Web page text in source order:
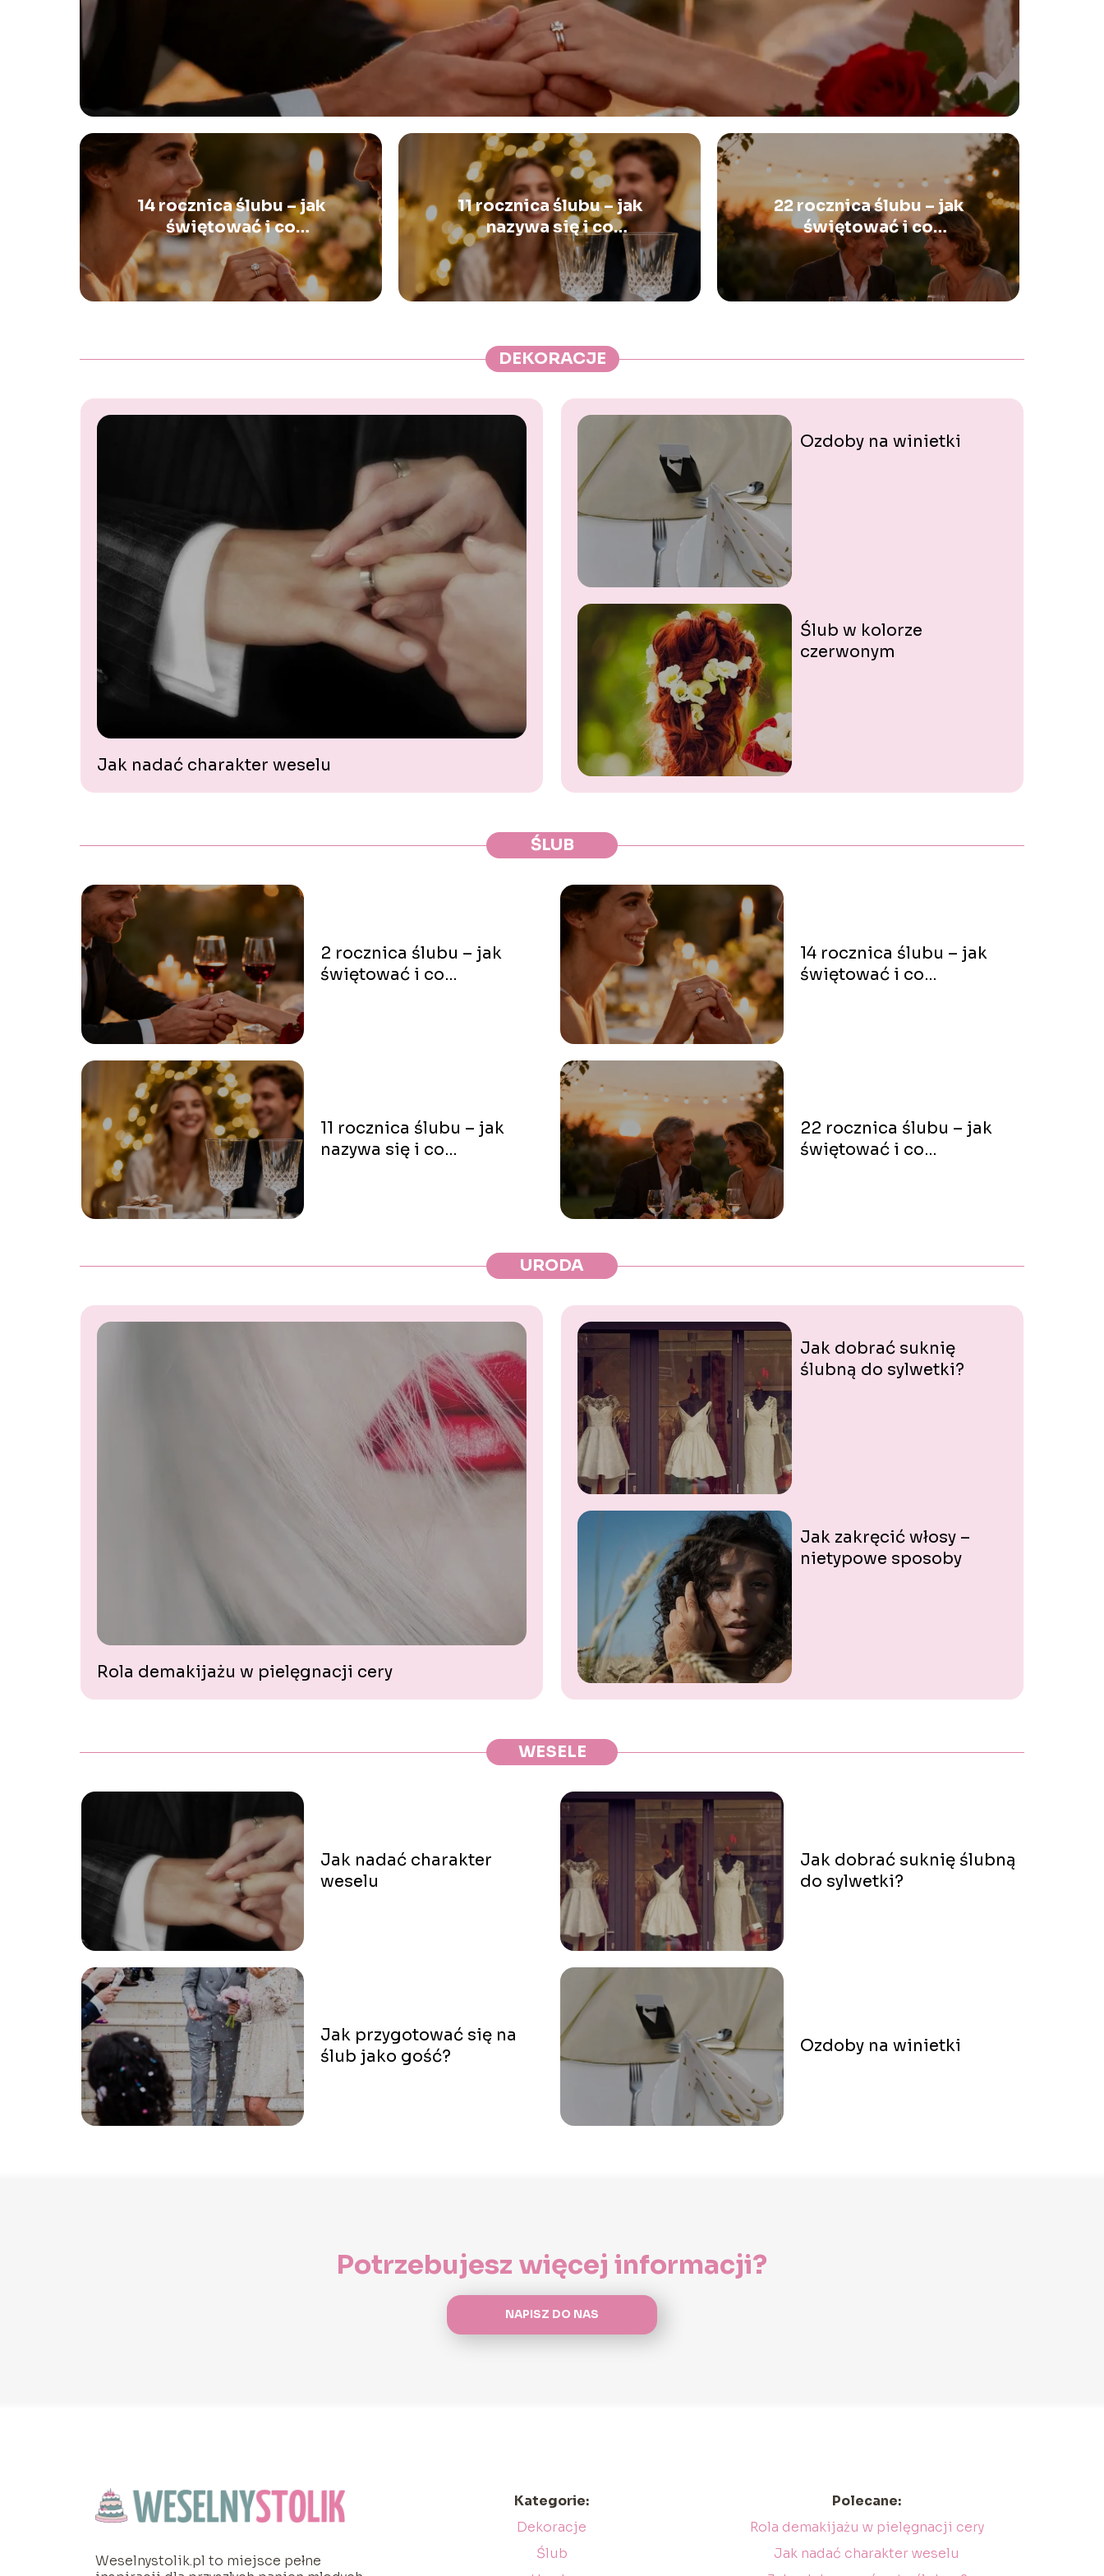
14 rocznica ślubu – jak
świętować i co
podarować?
11 rocznica ślubu – jak
nazywa się i co
podarować?
22 rocznica ślubu – jak
świętować i co
podarować?
DEKORACJE
Jak nadać charakter weselu
Ozdoby na winietki
Ślub w kolorze
czerwonym
ŚLUB
2 rocznica ślubu – jak
świętować i co
14 rocznica ślubu – jak
świętować i co
11 rocznica ślubu – jak
nazywa się i co
22 rocznica ślubu – jak
świętować i co
URODA
Rola demakijażu w pielęgnacji cery
Jak dobrać suknię
ślubną do sylwetki?
Jak zakręcić włosy –
nietypowe sposoby
WESELE
Jak nadać charakter
weselu
Jak dobrać suknię ślubną
do sylwetki?
Jak przygotować się na
ślub jako gość?
Ozdoby na winietki
Potrzebujesz więcej informacji?
NAPISZ DO NAS
Weselnystolik.pl to miejsce pełne
Kategorie:
Dekoracje
Ślub
Polecane:
Rola demakijażu w pielęgnacji cery
Jak nadać charakter weselu